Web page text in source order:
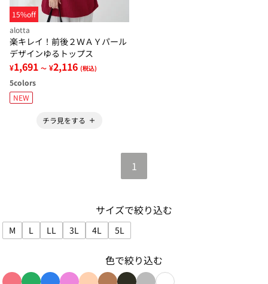
15%off
alotta
楽キレイ！前後２ＷＡＹパール
デザインゆるトップス
¥1,691 ～ ¥2,116 (税込)
5colors
NEW
チラ見をする
1
サイズで絞り込む
M
サイズで絞り込み: M
L
サイズで絞り込み: L
LL
サイズで絞り込み: LL
3L
サイズで絞り込み: 3L
4L
サイズで絞り込み: 4L
5L
サイズで絞り込み: 5L
色で絞り込む